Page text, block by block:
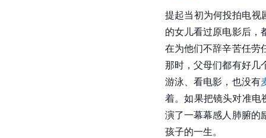
提起当初为何投拍电视
的女儿看过原电影后，
在为他们不辞辛苦任劳
那时，父母们都有好几
游泳、看电影，也没有
着。如果把镜头对准电
演了一幕幕感人肺腑的
孩子的一生。